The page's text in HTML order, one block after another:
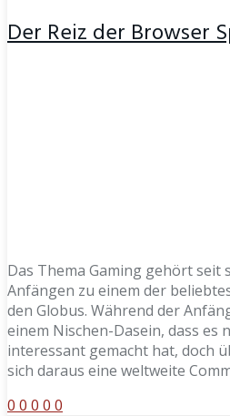
Der Reiz der Browser
Das Thema Gaming gehört seit
Anfängen zu einem der
den Globus. Während der
einem Nischen-Dasein, dass es
interessant gemacht hat, doch
sich daraus eine weltweite
0 0 0 0 0